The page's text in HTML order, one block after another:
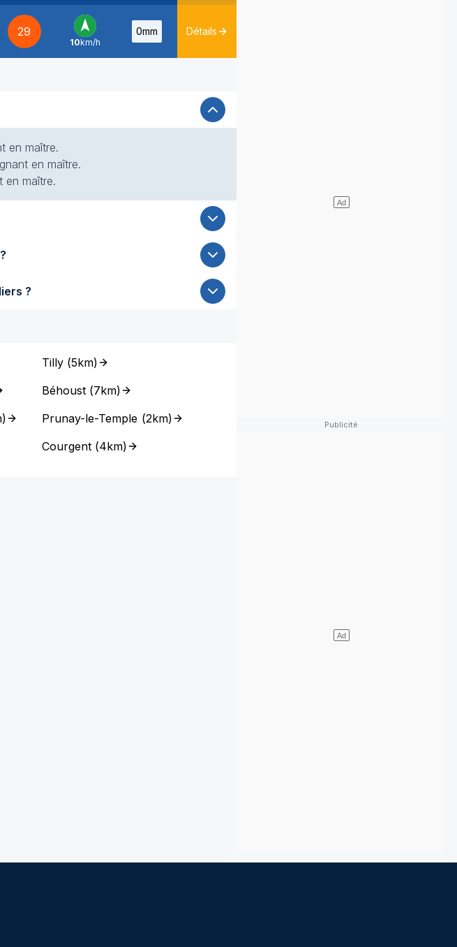
29
S -
10km/h
0mm Détails
en maître.
en maître.
en maître.
?
aout à Orvilliers ?
)
Tilly(5km)
Béhoust(7km)
Prunay-le-Temple (2km)
Courgent(4km)